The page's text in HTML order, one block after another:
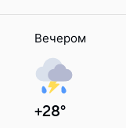
Вечером
+28°